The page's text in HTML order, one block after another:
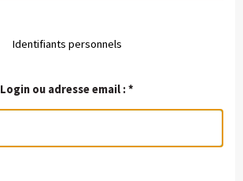
Identifiants personnels
Login ou adresse email :*